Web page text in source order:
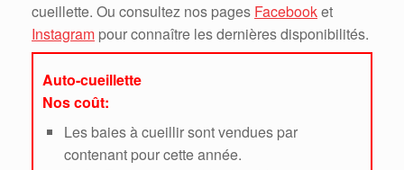
cueillette. Ou consultez nos pages Facebooket
Instagram pour connaître les dernières disponibilités.
Auto-cueillette
Nos coût:
Les baies à cueillir sont vendues par
contenant pour cette année.